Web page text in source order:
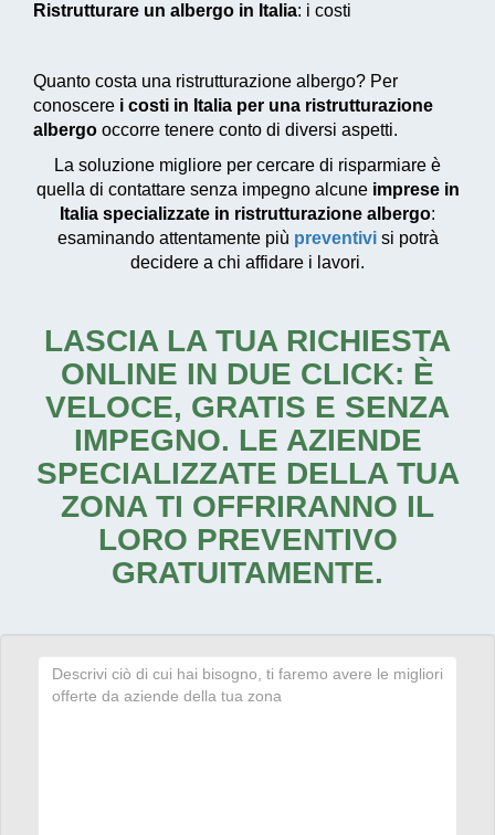
Ristrutturare un albergo in Italia: i costi
Quanto costa una ristrutturazione albergo? Per
conoscere i costi in Italia per una ristrutturazione
albergo occorre tenere conto di diversi aspetti.
La soluzione migliore per cercare di risparmiare è
quella di contattare senza impegno alcune imprese in
Italia specializzate in ristrutturazione albergo:
esaminando attentamente più preventivisi potrà
decidere a chi affidare i lavori.
LASCIA LA TUA RICHIESTA
ONLINE IN DUE CLICK: È
VELOCE, GRATIS E SENZA
IMPEGNO. LE AZIENDE
SPECIALIZZATE DELLA TUA
ZONA TI OFFRIRANNO IL
LORO PREVENTIVO
GRATUITAMENTE.